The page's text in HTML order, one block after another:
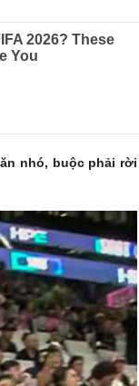
nhó, buộc phải rời